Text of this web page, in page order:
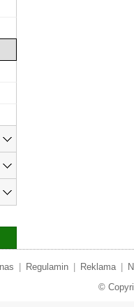
Regulamin Reklama
©